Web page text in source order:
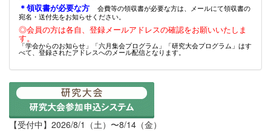
＊領収書が必要な方
会費等の領収書が必要な方は、メールにて領収書の
宛名・送付先をお知らせください。
◎会員の方は各自、登録メールアドレスの確認をお願いいたしま
す。
「学会からのお知らせ」「六月集会プログラム」「研究大会プログラム」はす
べて、登録されたアドレスへのメール配信となります。
【受付中】2026/8/1（土）〜8/14（金）